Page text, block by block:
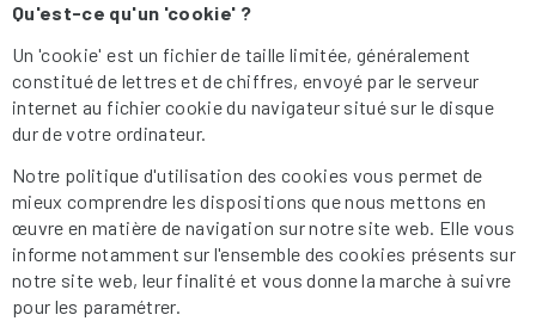
Qu'est-ce qu'un 'cookie' ?
Un 'cookie' est un fichier de taille limitée, généralement
constitué de lettres et de chiffres, envoyé par le serveur
internet au fichier cookie du navigateur situé sur le disque
dur de votre ordinateur.
Notre politique d'utilisation des cookies vous permet de
mieux comprendre les dispositions que nous mettons en
œuvre en matière de navigation sur notre site web. Elle vous
informe notamment sur l'ensemble des cookies présents sur
notre site web, leur finalité et vous donne la marche à suivre
pour les paramétrer.